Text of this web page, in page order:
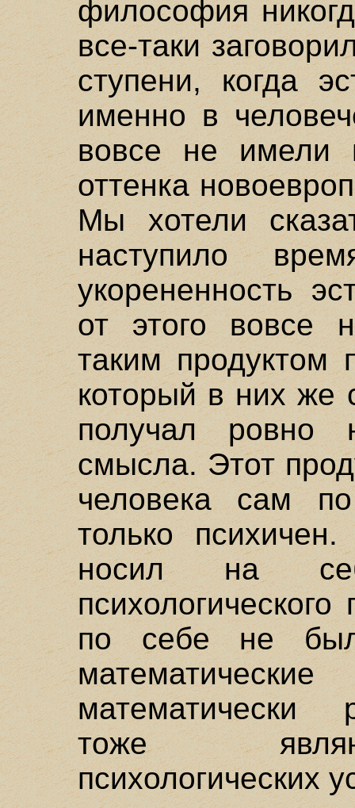
философия
все-таки
ступени, когда
именно в
вовсе не имели
оттенка
Мы хотели
наступило
укорененность
от этого вовсе
таким продуктом
который в них же
получал ровно
смысла. Этот
человека сам
только
носил на
по себе не был
математически
тоже
психологических